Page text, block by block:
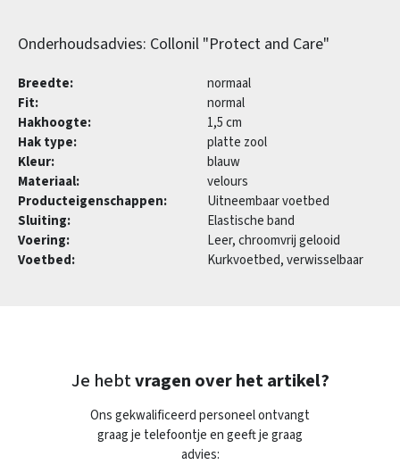
Onderhoudsadvies: Collonil "Protect and Care"
Breedte:
normaal
Fit:
normal
Hakhoogte:
1,5 cm
Hak type:
platte zool
Kleur:
blauw
Materiaal:
velours
Producteigenschappen:
Uitneembaar voetbed
Sluiting:
Elastische band
Voering:
Leer, chroomvrij gelooid
Voetbed:
Kurkvoetbed, verwisselbaar
Je hebtvragen over het artikel?
Ons gekwalificeerd personeel ontvangt
graag je telefoontje en geeft je graag
advies: